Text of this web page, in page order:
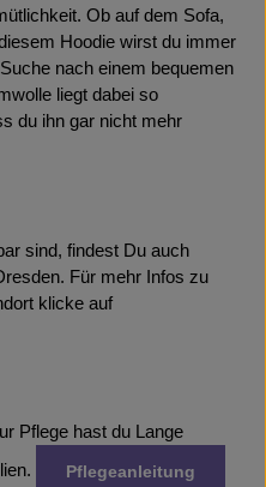
Ob auf dem Sofa,
Hoodie wirst du immer
nach einem bequemen
liegt dabei so
du ihn gar nicht mehr
sind, findest Du auch
Für mehr Infos zu
klicke auf
Pflege hast du Lange
Pflegeanleitung